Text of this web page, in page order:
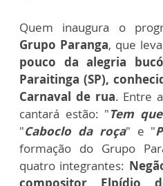
Quem inaugura o
Grupo Paranga, que
pouco da alegria
Paraitinga (SP),
Carnaval de rua. Entre
cantará estão: "Tem
"Caboclo da roça" e "
formação do Grupo
quatro integrantes: